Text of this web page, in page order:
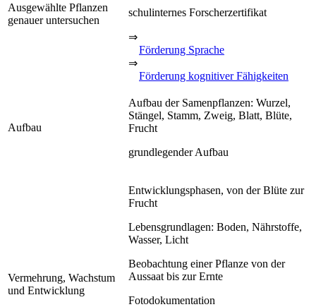
Ausgewählte Pflanzen
genauer untersuchen
schulinternes Forscherzertifikat
⇒
Förderung Sprache
⇒
Förderung kognitiver Fähigkeiten
Aufbau
Aufbau der Samenpflanzen: Wurzel,
Stängel, Stamm, Zweig, Blatt, Blüte,
Frucht
grundlegender Aufbau
Vermehrung, Wachstum
und Entwicklung
Entwicklungsphasen, von der Blüte zur
Frucht
Lebensgrundlagen: Boden, Nährstoffe,
Wasser, Licht
Beobachtung einer Pflanze von der
Aussaat bis zur Ernte
Fotodokumentation